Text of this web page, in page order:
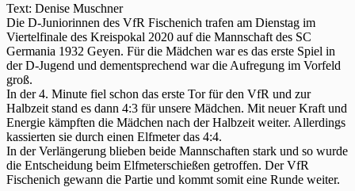
Text: Denise Muschner
Die D-Juniorinnen des VfR Fischenich trafen am Dienstag im
Viertelfinale des Kreispokal 2020 auf die Mannschaft des SC
Germania 1932 Geyen. Für die Mädchen war es das erste Spiel in
der D-Jugend und dementsprechend war die Aufregung im Vorfeld
groß.
In der 4. Minute fiel schon das erste Tor für den VfR und zur
Halbzeit stand es dann 4:3 für unsere Mädchen. Mit neuer Kraft und
Energie kämpften die Mädchen nach der Halbzeit weiter. Allerdings
kassierten sie durch einen Elfmeter das 4:4.
In der Verlängerung blieben beide Mannschaften stark und so wurde
die Entscheidung beim Elfmeterschießen getroffen. Der VfR
Fischenich gewann die Partie und kommt somit eine Runde weiter.